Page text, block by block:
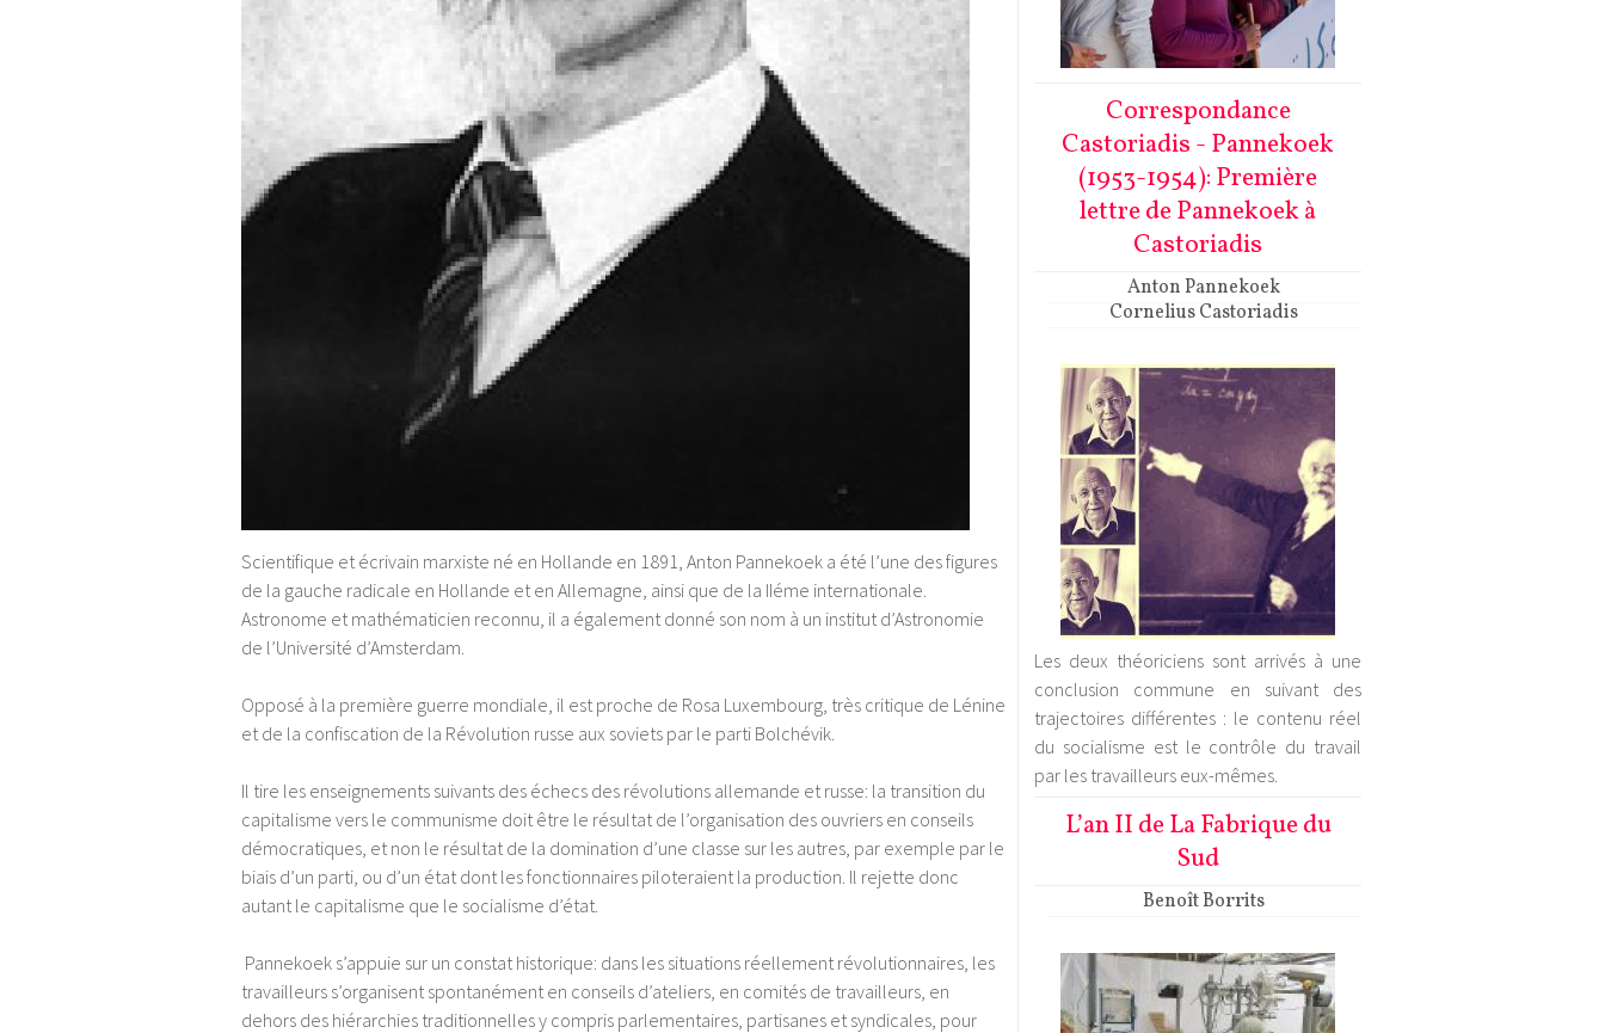
Scientifique et écrivain marxiste né en Hollande en 1891, Anton Pannekoek a été l’une des figures
de la gauche radicale en Hollande et en Allemagne, ainsi que de la IIéme internationale.
Astronome et mathématicien reconnu, il a également donné son nom à un institut d’Astronomie
de l’Université d’Amsterdam.
Opposé à la première guerre mondiale, il est proche de Rosa Luxembourg, très critique de Lénine
et de la confiscation de la Révolution russe aux soviets par le parti Bolchévik.
Il tire les enseignements suivants des échecs des révolutions allemande et russe: la transition du
capitalisme vers le communisme doit être le résultat de l’organisation des ouvriers en conseils
démocratiques, et non le résultat de la domination d’une classe sur les autres, par exemple par le
biais d’un parti, ou d’un état dont les fonctionnaires piloteraient la production. Il rejette donc
autant le capitalisme que le socialisme d’état.
Pannekoek s’appuie sur un constat historique: dans les situations réellement révolutionnaires, les
travailleurs s’organisent spontanément en conseils d’ateliers, en comités de travailleurs, en
dehors des hiérarchies traditionnelles y compris parlementaires, partisanes et syndicales, pour
Correspondance
Castoriadis - Pannekoek
(1953-1954): Première
lettre de Pannekoek à
Castoriadis
Anton Pannekoek
Cornelius Castoriadis
Les deux théoriciens sont arrivés à une
conclusion commune en suivant des
trajectoires différentes : le contenu réel
du socialisme est le contrôle du travail
par les travailleurs eux-mêmes.
L’an II de La Fabrique du
Sud
Benoît Borrits